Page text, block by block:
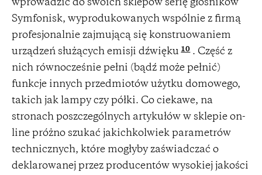
wprowadzić do swoich sklepów serię głośników
Symfonisk, wyprodukowanych wspólnie z firmą
profesjonalnie zajmującą się konstruowaniem
urządzeń służących emisji dźwięku 10 . Część z
nich równocześnie pełni (bądź może pełnić)
funkcje innych przedmiotów użytku domowego,
takich jak lampy czy półki. Co ciekawe, na
stronach poszczególnych artykułów w sklepie on-
line próżno szukać jakichkolwiek parametrów
technicznych, które mogłyby zaświadczać o
deklarowanej przez producentów wysokiej jakości